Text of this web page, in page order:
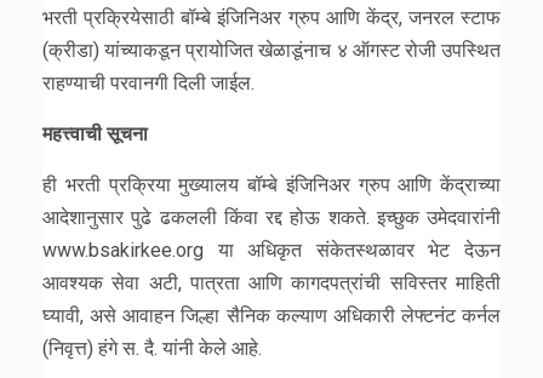
भरती प्रक्रियेसाठी बॉम्बे इंजिनिअर ग्रुप आणि केंद्र, जनरल स्टाफ
(क्रीडा) यांच्याकडून प्रायोजित खेळाडूंनाच ४ ऑगस्ट रोजी उपस्थित
राहण्याची परवानगी दिली जाईल.
महत्त्वाची सूचना
ही भरती प्रक्रिया मुख्यालय बॉम्बे इंजिनिअर ग्रुप आणि केंद्राच्या
आदेशानुसार पुढे ढकलली किंवा रद्द होऊ शकते. इच्छुक उमेदवारांनी
www.bsakirkee.org या अधिकृत संकेतस्थळावर भेट देऊन
आवश्यक सेवा अटी, पात्रता आणि कागदपत्रांची सविस्तर माहिती
घ्यावी, असे आवाहन जिल्हा सैनिक कल्याण अधिकारी लेफ्टनंट कर्नल
(निवृत्त) हंगे स. दै. यांनी केले आहे.